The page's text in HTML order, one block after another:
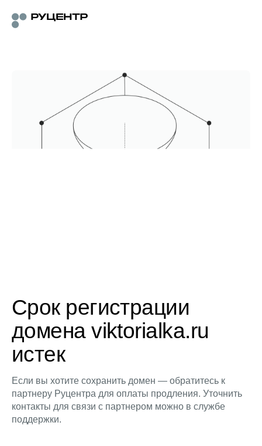
Срок регистрации
домена viktorialka.ru
истек
Если вы хотите сохранить домен — обратитесь к
партнеру Руцентра для оплаты продления. Уточнить
контакты для связи с партнером можно в службе
поддержки.